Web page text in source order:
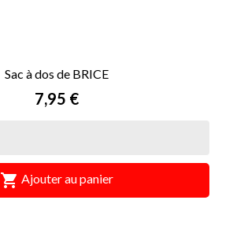
Sac à dos de BRICE
Prix
7,95 €
 Ajouter au panier